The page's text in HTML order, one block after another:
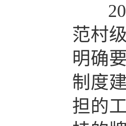
范村
明确
制度
担的